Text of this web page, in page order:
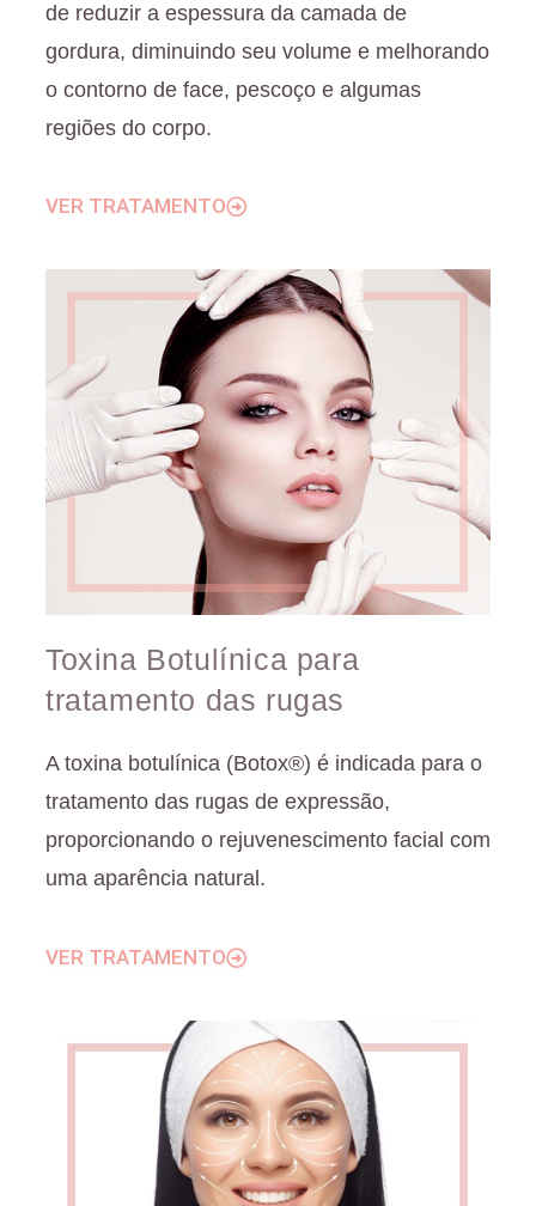
de reduzir a espessura da camada de
gordura, diminuindo seu volume e melhorando
o contorno de face, pescoço e algumas
regiões do corpo.
VER TRATAMENTO
Toxina Botulínica para
tratamento das rugas
A toxina botulínica (Botox®) é indicada para o
tratamento das rugas de expressão,
proporcionando o rejuvenescimento facial com
uma aparência natural.
VER TRATAMENTO